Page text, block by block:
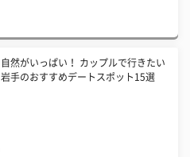
自然がいっぱい！ カップルで行きたい
岩手のおすすめデートスポット15選